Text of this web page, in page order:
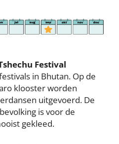
Festival
in Bhutan. Op de
klooster worden
uitgevoerd. De
is voor de
gekleed.